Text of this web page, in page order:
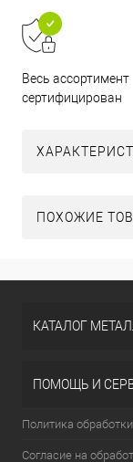
Весь ассортимент
сертифицирован
ПОХОЖИЕ
КАТАЛОГ
ПОМОЩЬ И
Политика
Согласие на